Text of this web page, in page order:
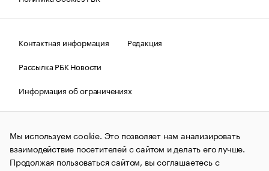
Контактная информация
Редакция
Рассылка РБК Новости
Информация об ограничениях
Правовая информация
О соблюдении авторских прав
© АО «РОСБИЗНЕСКОНСАЛТИНГ»,1995–2026.Сообщения
и материалы информационного агентства «РБК»
(зарегистрировано Федеральной службой по надзору в сфере
связи, информационных технологий и массовых
Мы используем cookie. Это позволяет нам анализировать
взаимодействие посетителей с сайтом и делать его лучше.
Продолжая пользоваться сайтом, вы соглашаетесь с